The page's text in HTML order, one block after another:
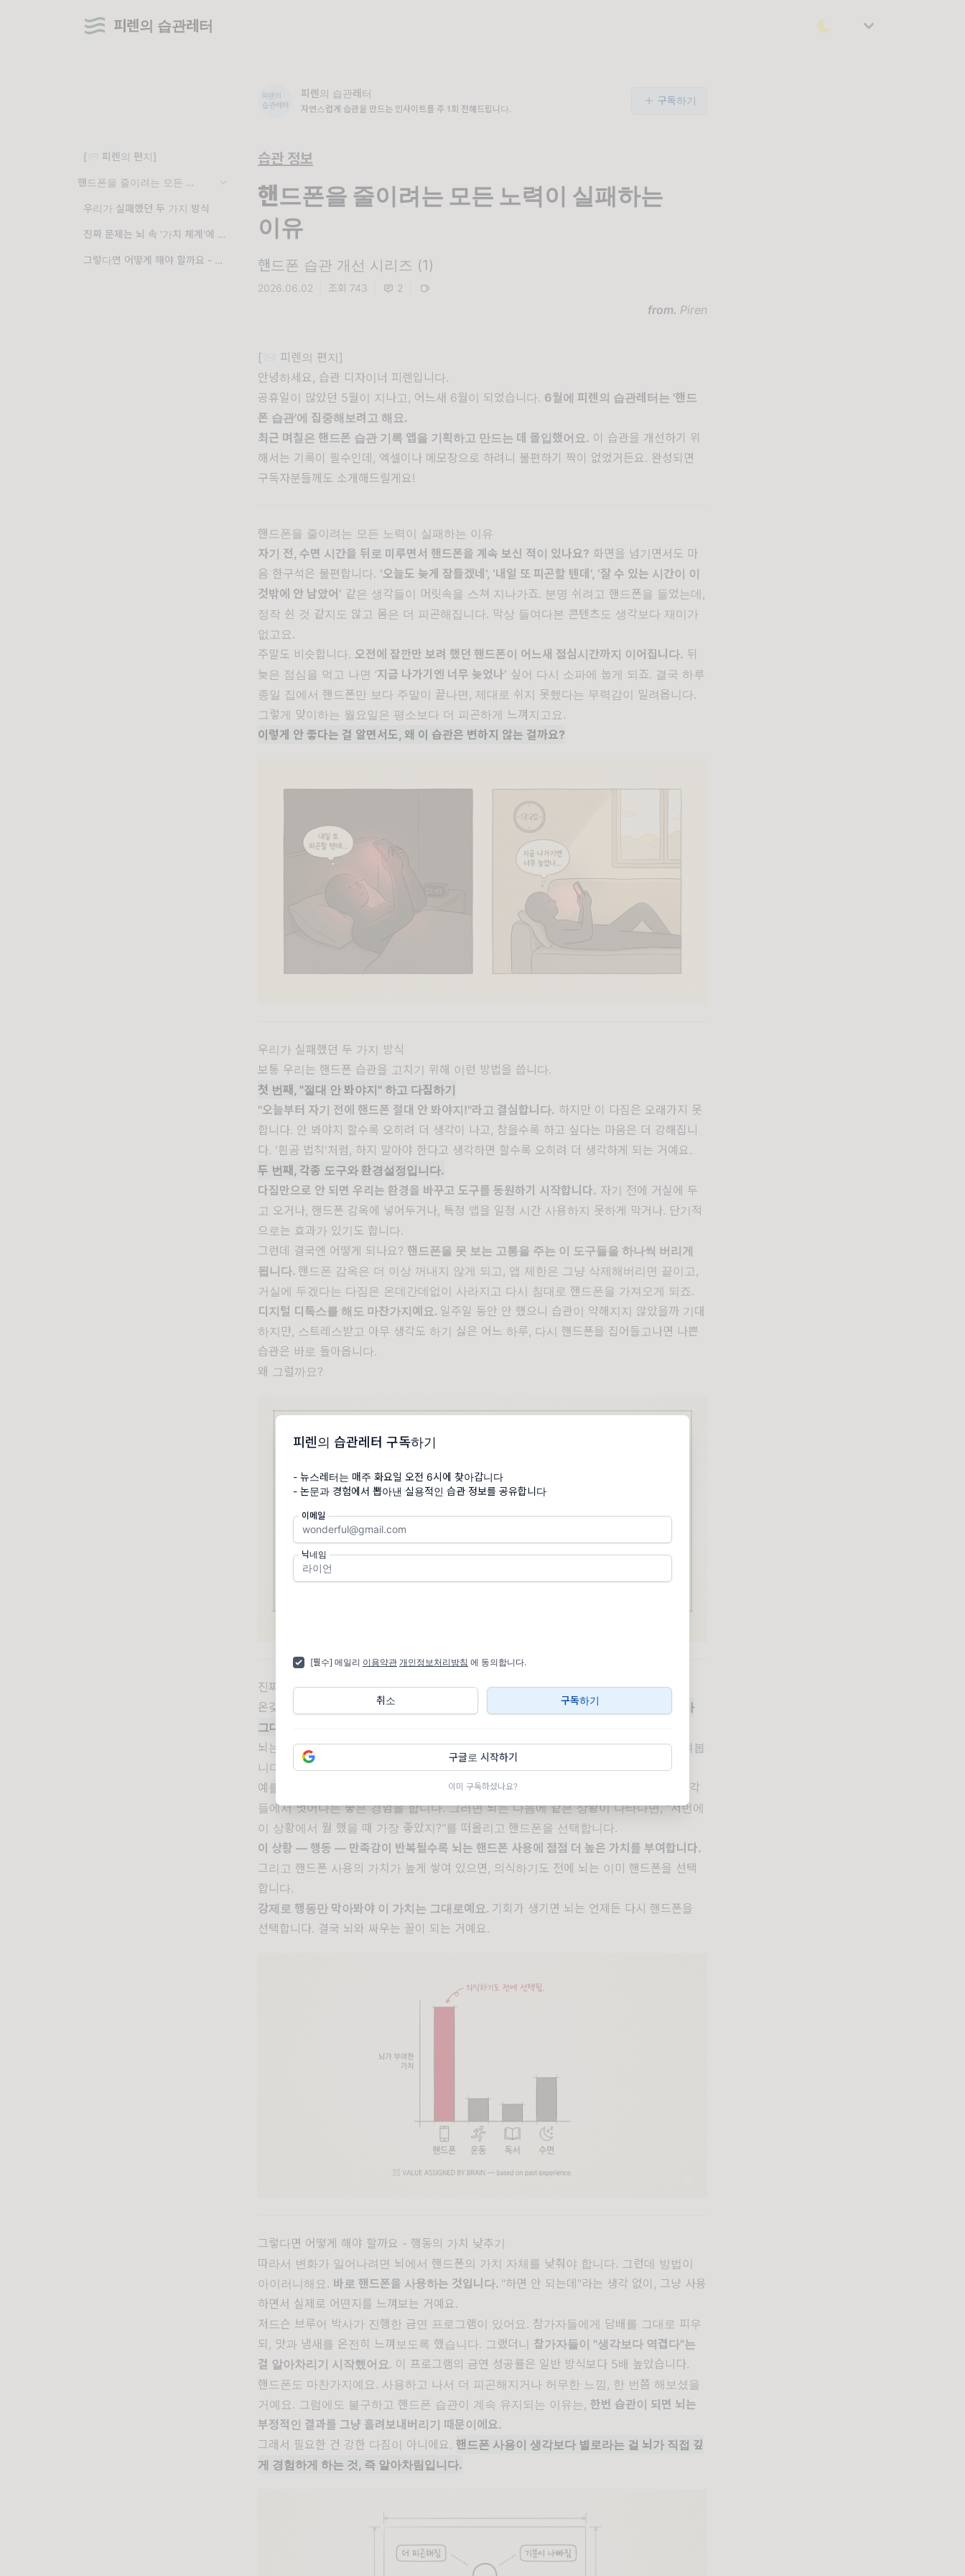
피렌의 습관레터 구독하기
- 뉴스레터는 매주 화요일 오전 6시에 찾아갑니다
이메일
닉네임
[필수] 메일리 이용약관 개인정보처리방침 에 동의합니다.
구독하기
취소
구글로 시작하기
이미 구독하셨나요?
피렌의 습관레터
[📨 피렌의 편지]
핸드폰을 줄이려는 모든 노력이 실패하는 이유
우리가 실패했던 두 가지 방식
진짜 문제는 뇌 속 '가치 체계'에 있습니다
그렇다면 어떻게 해야 할까요 - 행동의 가치 낮추기
피렌의 습관레터
자연스럽게 습관을 만드는 인사이트를 주 1회 전해드립니다.
구독하기
습관 정보
핸드폰을 줄이려는 모든 노력이 실패하는
이유
핸드폰 습관 개선 시리즈 (1)
2026.06.02 조회 743 2
from. Piren
[📨 피렌의 편지]
안녕하세요, 습관 디자이너 피렌입니다.
공휴일이 많았던 5월이 지나고, 어느새 6월이 되었습니다. 6월에 피렌의 습관레터는 '핸드
폰 습관'에 집중해보려고 해요.
최근 며칠은 핸드폰 습관 기록 앱을 기획하고 만드는 데 몰입했어요. 이 습관을 개선하기 위
해서는 기록이 필수인데, 엑셀이나 메모장으로 하려니 불편하기 짝이 없었거든요. 완성되면
구독자분들께도 소개해드릴게요!
핸드폰을 줄이려는 모든 노력이 실패하는 이유
자기 전, 수면 시간을 뒤로 미루면서 핸드폰을 계속 보신 적이 있나요? 화면을 넘기면서도 마
음 한구석은 불편합니다. ‘오늘도 늦게 잠들겠네’, ‘내일 또 피곤할 텐데’, ‘잘 수 있는 시간이 이
것밖에 안 남았어’ 같은 생각들이 머릿속을 스쳐 지나가죠. 분명 쉬려고 핸드폰을 들었는데,
정작 쉰 것 같지도 않고 몸은 더 피곤해집니다. 막상 들여다본 콘텐츠도 생각보다 재미가
없고요.
주말도 비슷합니다.오전에 잠깐만 보려 했던 핸드폰이 어느새 점심시간까지 이어집니다. 뒤
늦은 점심을 먹고 나면 ‘지금 나가기엔 너무 늦었나’ 싶어 다시 소파에 눕게 되죠. 결국 하루
종일 집에서 핸드폰만 보다 주말이 끝나면, 제대로 쉬지 못했다는 무력감이 밀려옵니다.
그렇게 맞이하는 월요일은 평소보다 더 피곤하게 느껴지고요.
이렇게 안 좋다는 걸 알면서도, 왜 이 습관은 변하지 않는 걸까요?
우리가 실패했던 두 가지 방식
보통 우리는 핸드폰 습관을 고치기 위해 이런 방법을 씁니다.
첫 번째, "절대 안 봐야지" 하고 다짐하기
"오늘부터 자기 전에 핸드폰 절대 안 봐야지!"라고 결심합니다. 하지만 이 다짐은 오래가지 못
합니다. 안 봐야지 할수록 오히려 더 생각이 나고, 참을수록 하고 싶다는 마음은 더 강해집니
다. '흰곰 법칙'처럼, 하지 말아야 한다고 생각하면 할수록 오히려 더 생각하게 되는 거예요.
두 번째, 각종 도구와 환경설정입니다.
다짐만으로 안 되면 우리는 환경을 바꾸고 도구를 동원하기 시작합니다. 자기 전에 거실에 두
고 오거나, 핸드폰 감옥에 넣어두거나, 특정 앱을 일정 시간 사용하지 못하게 막거나. 단기적
으로는 효과가 있기도 합니다.
그런데 결국엔 어떻게 되나요? 핸드폰을 못 보는 고통을 주는 이 도구들을 하나씩 버리게
됩니다. 핸드폰 감옥은 더 이상 꺼내지 않게 되고, 앱 제한은 그냥 삭제해버리면 끝이고,
거실에 두겠다는 다짐은 온데간데없이 사라지고 다시 침대로 핸드폰을 가져오게 되죠.
디지털 디톡스를 해도 마찬가지예요. 일주일 동안 안 했으니 습관이 약해지지 않았을까 기대
하지만, 스트레스받고 아무 생각도 하기 싫은 어느 하루, 다시 핸드폰을 집어들고나면 나쁜
습관은 바로 돌아옵니다.
왜 그럴까요?
진짜 문제는 뇌 속 '가치 체계'에 있습니다
온갖 노력에도 핸드폰 습관이 변하지 않는 이유는,
뇌의 가치 체계에서 핸드폰의 가치가
그대로이기 때문입니다.
뇌는 매 순간 최선의 선택을 하려 노력합니다. 어떤 상황이 닥치면 과거 데이터를 뒤져봅
니다.
"저번에 이 상황에서 뭘 했을 때 가장 좋았지?"하고요.
예를 들어, 자기 전 온갖 상념이 머릿속을 채우는 상황에서, 유튜브 쇼츠를 봤더니 그 생각
들에서 벗어나는 좋은 경험을 합니다. 그러면 뇌는 다음에 같은 상황이 나타나면, "저번에
이 상황에서 뭘 했을 때 가장 좋았지?"를 떠올리고 핸드폰을 선택합니다.
이 상황 — 행동 — 만족감이 반복될수록 뇌는 핸드폰 사용에 점점 더 높은 가치를 부여합니다.
그리고 핸드폰 사용의 가치가 높게 쌓여 있으면, 의식하기도 전에 뇌는 이미 핸드폰을 선택
합니다.
강제로 행동만 막아봐야 이 가치는 그대로예요. 기회가 생기면 뇌는 언제든 다시 핸드폰을
선택합니다. 결국 뇌와 싸우는 꼴이 되는 거예요.
그렇다면 어떻게 해야 할까요 - 행동의 가치 낮추기
따라서 변화가 일어나려면 뇌에서 핸드폰의 가치 자체를 낮춰야 합니다. 그런데 방법이
아이러니해요. 바로 핸드폰을 사용하는 것입니다. "하면 안 되는데"라는 생각 없이, 그냥 사용
하면서 실제로 어떤지를 느껴보는 거예요.
저드슨 브루어 박사가 진행한 금연 프로그램이 있어요. 참가자들에게 담배를 그대로 피우
되, 맛과 냄새를 온전히 느껴보도록 했습니다. 그랬더니 참가자들이 "생각보다 역겹다"는
걸 알아차리기 시작했어요. 이 프로그램의 금연 성공률은 일반 방식보다 5배 높았습니다.
핸드폰도 마찬가지예요. 사용하고 나서 더 피곤해지거나 허무한 느낌, 한 번쯤 해보셨을
거예요. 그럼에도 불구하고 핸드폰 습관이 계속 유지되는 이유는, 한번 습관이 되면 뇌는
부정적인 결과를 그냥 흘려보내버리기 때문이에요.
그래서 필요한 건 강한 다짐이 아니에요.핸드폰 사용이 생각보다 별로라는 걸 뇌가 직접 깊
게 경험하게 하는 것, 즉 알아차림입니다.